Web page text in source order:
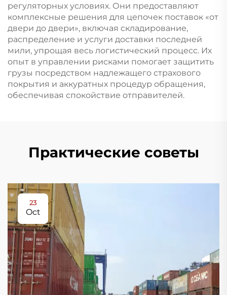
регуляторных условиях. Они предоставляют
комплексные решения для цепочек поставок «от
двери до двери», включая складирование,
распределение и услуги доставки последней
мили, упрощая весь логистический процесс. Их
опыт в управлении рисками помогает защитить
грузы посредством надлежащего страхового
покрытия и аккуратных процедур обращения,
обеспечивая спокойствие отправителей.
Практические советы
23
Oct